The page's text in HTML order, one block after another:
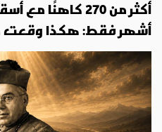
أكثر من 270
أشهر فقط: هكذا وقعت